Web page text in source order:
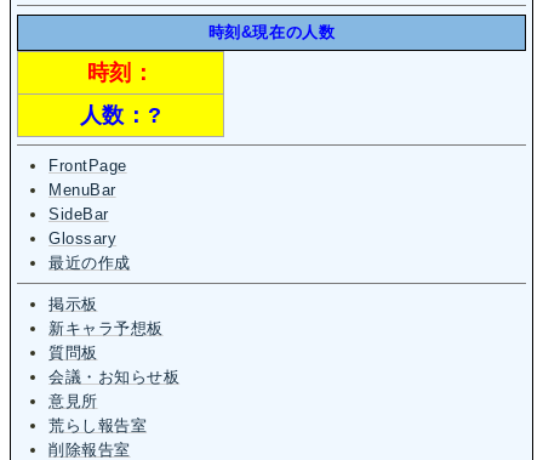
時刻&現在の人数
時刻：
人数： ?
FrontPage
MenuBar
SideBar
Glossary
最近の作成
掲示板
新キャラ予想板
質問板
会議・お知らせ板
意見所
荒らし報告室
削除報告室